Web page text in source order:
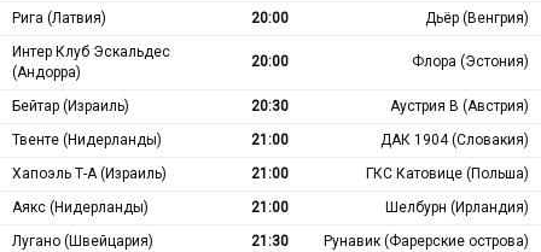
Рига (Латвия)
20:00
Дьёр (Венгрия)
Интер Клуб Эскальдес
(Андорра)
20:00 Флора (Эстония)
Бейтар (Израиль) 20:30
Аустрия В (Австрия)
Твенте (Нидерланды)
21:00
ДАК 1904 (Словакия)
Хапоэль Т-А (Израиль)
21:00
ГКС Катовице (Польша)
Аякс (Нидерланды)
21:00
Шелбурн (Ирландия)
Лугано (Швейцария)
21:30
Рунавик (Фарерские острова)